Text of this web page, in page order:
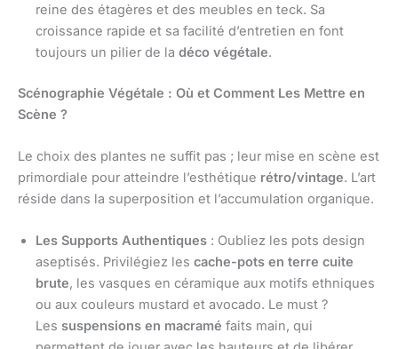
reine des étagères et des meubles en teck. Sa
croissance rapide et sa facilité d’entretien en font
toujours un pilier de la déco végétale.
Scénographie Végétale : Où et Comment Les Mettre en
Scène ?
Le choix des plantes ne suffit pas ; leur mise en scène est
primordiale pour atteindre l’esthétique rétro/vintage. L’art
réside dans la superposition et l’accumulation organique.
Les Supports Authentiques : Oubliez les pots design
aseptisés. Privilégiez les cache-pots en terre cuite
brute, les vasques en céramique aux motifs ethniques
ou aux couleurs mustard et avocado. Le must ?
Les suspensions en macramé faits main, qui